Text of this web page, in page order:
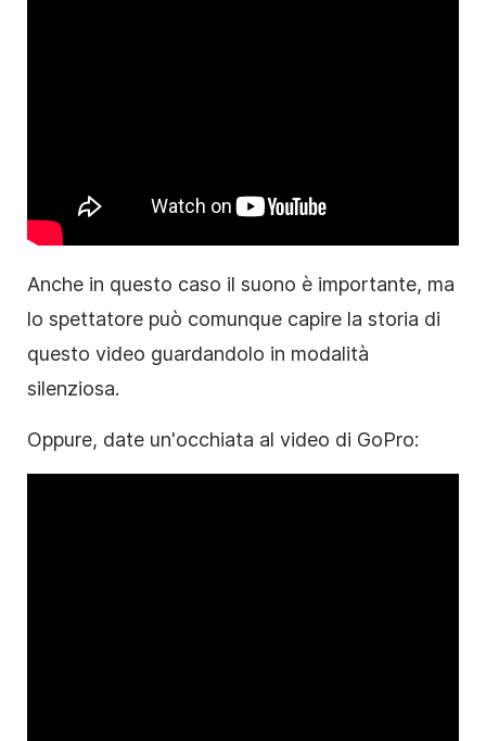
Anche in questo caso il suono è importante, ma
lo spettatore può comunque capire la storia di
questo video guardandolo in modalità
silenziosa.
Oppure, date un'occhiata al video di GoPro: